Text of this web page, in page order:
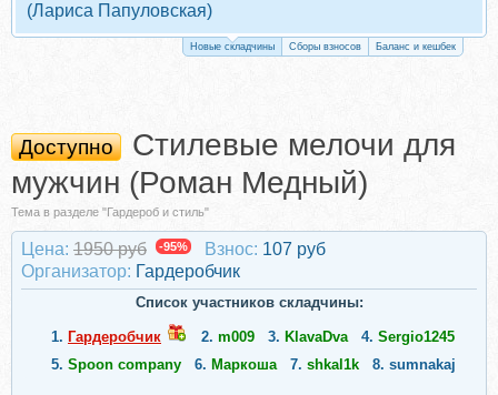
(Лариса Папуловская)
Новые складчины Сборы взносов Баланс и кешбек
Доступно
Стилевые мелочи для
мужчин (Роман Медный)
Тема в разделе "Гардероб и стиль"
Цена: 1950 руб -95% Взнос: 107 руб
Организатор: Гардеробчик
Список участников складчины:
1. Гардеробчик 2. m009 3. KlavaDva 4. Sergio1245
5. Spoon company 6. Маркоша 7. shkal1k 8. sumnakaj